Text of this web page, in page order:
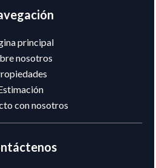
principal
nosotros
con nosotros